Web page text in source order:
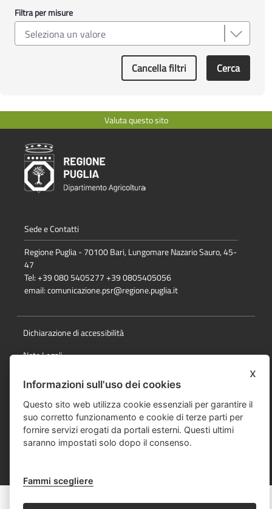
Filtra per misure
Cancella filtri Cerca
Valuta questo sito
Sede e Contatti
Regione Puglia - 70100 Bari, Lungomare Nazario Sauro, 45-
47
Tel: +39 080 5405277 +39 0805405056
email:comunicazione.psr@regione.puglia.it
Dichiarazione di accessibilità
Note Legali
Cookie e privacy
Responsabile della pubblicazione
Mappa del sito
x
Informazioni sull'uso dei cookies
Questo sito web utilizza cookie essenziali per garantire il
suo corretto funzionamento e cookie di terze parti per
fornire servizi erogati da portali esterni. Questi ultimi
saranno impostati solo dopo il consenso.
Fammi scegliere